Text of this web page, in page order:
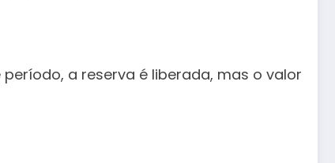
a reserva é liberada, mas o valor